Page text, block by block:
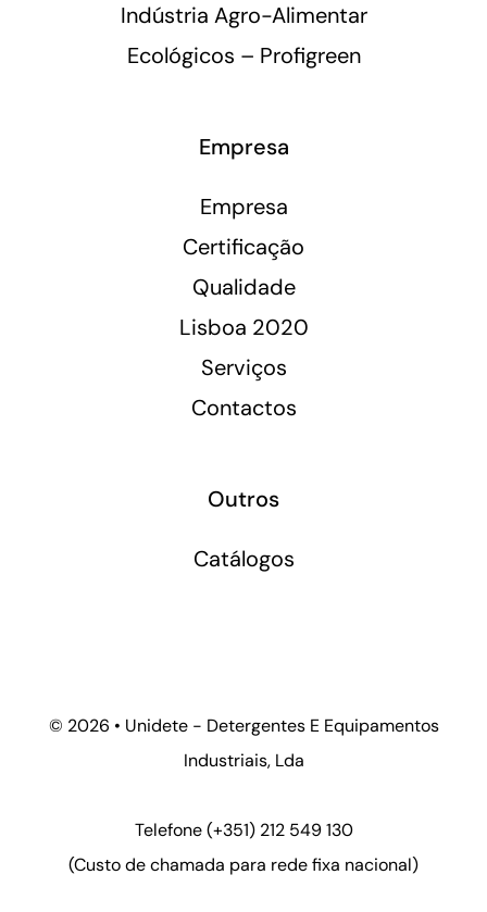
Indústria Agro-Alimentar
Ecológicos – Profigreen
Empresa
Empresa
Certificação
Qualidade
Lisboa 2020
Serviços
Contactos
Outros
Catálogos
© 2026 • Unidete - Detergentes E Equipamentos
Industriais, Lda
Telefone(+351) 212 549 130
(Custo de chamada para rede fixa nacional)